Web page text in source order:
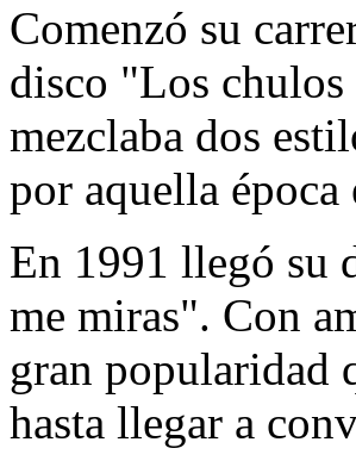
Comenzó su
disco "Los
mezclaba dos
por aquella
En 1991 llegó su
me miras". Con
gran popularidad
hasta llegar a